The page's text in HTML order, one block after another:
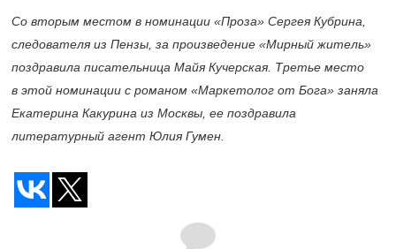
Со вторым местом в номинации «Проза» Сергея Кубрина,
следователя из Пензы, за произведение «Мирный житель»
поздравила писательница Майя Кучерская. Третье место
в этой номинации с романом «Маркетолог от Бога» заняла
Екатерина Какурина из Москвы, ее поздравила
литературный агент Юлия Гумен.